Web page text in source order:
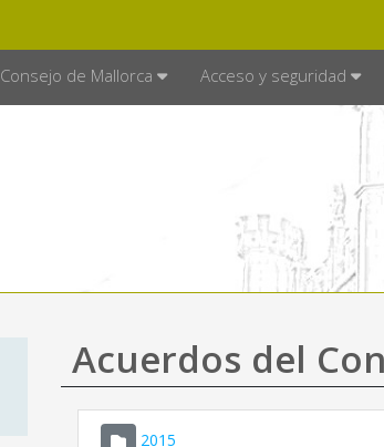
Consejo de Mallorca Acceso y seguridad
Acuerdos del
2015